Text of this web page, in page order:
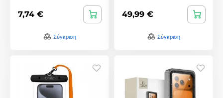
7,74 €
Σύγκριση
49,99 €
Σύγκριση